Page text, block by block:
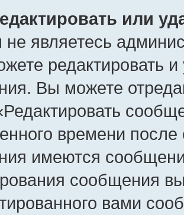
или
не являетесь
редактировать
Вы можете
времени
имеются
сообщения
вами